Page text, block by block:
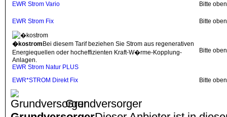
EWR Strom Vario Bitte
EWR Strom Fix Bitte
�kostrom Bei diesem Tarif beziehen Sie Strom aus regenerativen
Energiequellen oder hocheffizienten Kraft-W�rme-Kopplung-
Anlagen.
EWR Strom Natur PLUS
Bitte
EWR*STROM Direkt Fix Bitte
Grundversorger